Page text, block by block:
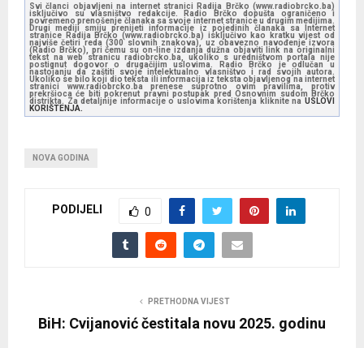
Svi članci objavljeni na internet stranici Radija Brčko (www.radiobrcko.ba)
isključivo su vlasništvo redakcije. Radio Brčko dopušta ograničeno i
povremeno prenošenje članaka sa svoje internet stranice u drugim medijima.
Drugi mediji smiju prenijeti informacije iz pojedinih članaka sa Internet
stranice Radija Brčko (www.radiobrcko.ba) isključivo kao kratku vijest od
najviše četiri reda (300 slovnih znakova), uz obavezno navođenje izvora
(Radio Brčko), pri čemu su on-line izdanja dužna objaviti link na originalni
tekst na web stranicu radiobrcko.ba, ukoliko s uredništvom portala nije
postignut dogovor o drugačijim uslovima. Radio Brčko je odlučan u
nastojanju da zaštiti svoje intelektualno vlasništvo i rad svojih autora.
Ukoliko se bilo koji dio teksta ili informacija iz teksta objavljenog na internet
stranici www.radiobrcko.ba prenese suprotno ovim pravilima, protiv
prekršioca će biti pokrenut pravni postupak pred Osnovnim sudom Brčko
distrikta. Za detaljnije informacije o uslovima korištenja kliknite na USLOVI
KORIŠTENJA.
NOVA GODINA
PODIJELI 0
PRETHODNA VIJEST
BiH: Cvijanović čestitala novu 2025. godinu